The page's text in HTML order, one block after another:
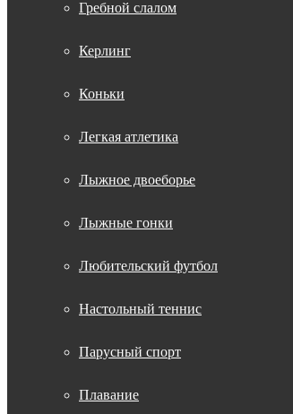
Гребной слалом
Керлинг
Коньки
Легкая атлетика
Лыжное двоеборье
Лыжные гонки
Любительский футбол
Настольный теннис
Парусный спорт
Плавание